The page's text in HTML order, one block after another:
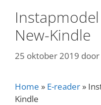
New-Kindle
25 oktober 2019 door
Home » E-reader »
Kindle